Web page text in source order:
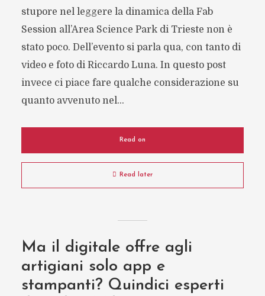
stupore nel leggere la dinamica della Fab
Session all’Area Science Park di Trieste non è
stato poco. Dell’evento si parla qua, con tanto di
video e foto di Riccardo Luna. In questo post
invece ci piace fare qualche considerazione su
quanto avvenuto nel...
Read on
Read later
Ma il digitale offre agli
artigiani solo app e
stampanti? Quindici esperti